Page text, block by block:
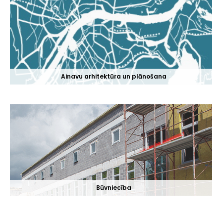
Ainavu arhitektūra un plānošana
Būvniecība